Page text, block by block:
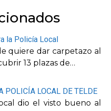
la Policía Local
quiere dar carpetazo al
13 plazas de…
POLICÍA LOCAL DE TELDE
dio el visto bueno al